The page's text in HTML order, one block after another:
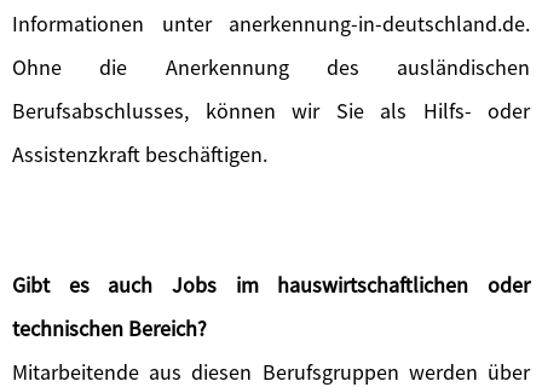
Informationen unter anerkennung-in-deutschland.de.
Ohne die Anerkennung des ausländischen
Berufsabschlusses, können wir Sie als Hilfs- oder
Assistenzkraft beschäftigen.
Gibt es auch Jobs im hauswirtschaftlichen oder
technischen Bereich?
Mitarbeitende aus diesen Berufsgruppen werden über